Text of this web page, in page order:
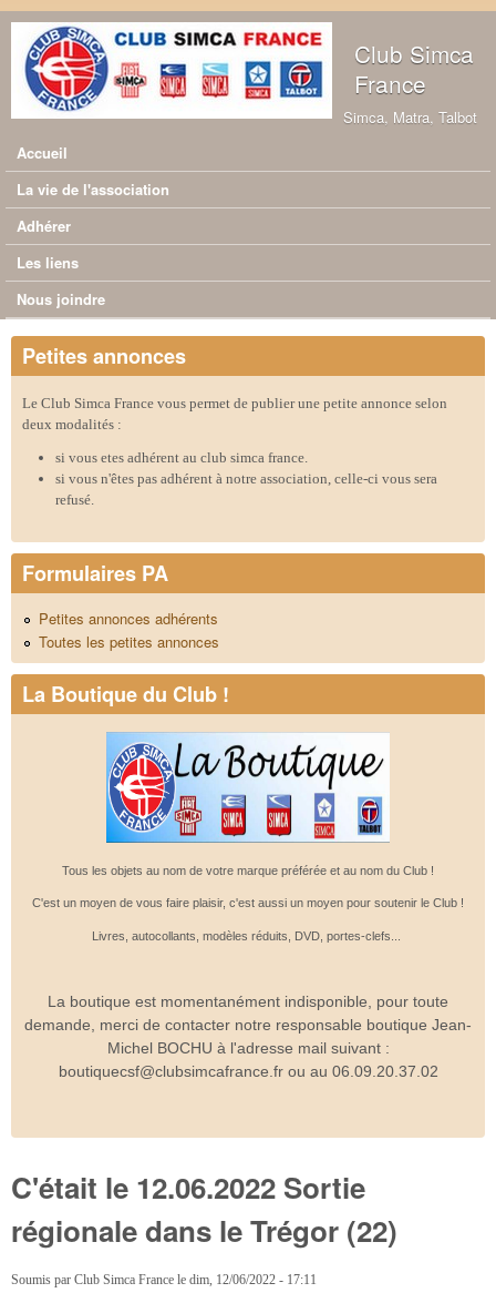
Aller au contenu principal
Club Simca
France
Simca, Matra, Talbot
Menu principal
Accueil
La vie de l'association
Adhérer
Les liens
Nous joindre
Petites annonces
Le Club Simca France vous permet de publier une petite annonce selon
deux modalités :
si vous etes adhérent au club simca france.
si vous n'êtes pas adhérent à notre association, celle-ci vous sera
refusé.
Formulaires PA
Petites annonces adhérents
Toutes les petites annonces
La Boutique du Club !
Tous les objets au nom de votre marque préférée et au nom du Club !
C'est un moyen de vous faire plaisir, c'est aussi un moyen pour soutenir le Club !
Livres, autocollants, modèles réduits, DVD, portes-clefs...
La boutique est momentanément indisponible, pour toute
demande, merci de contacter notre responsable boutique Jean-
Michel BOCHU à l'adresse mail suivant :
boutiquecsf@clubsimcafrance.fr ou au 06.09.20.37.02
C'était le 12.06.2022 Sortie
régionale dans le Trégor (22)
Soumis par Club Simca France le dim, 12/06/2022 - 17:11